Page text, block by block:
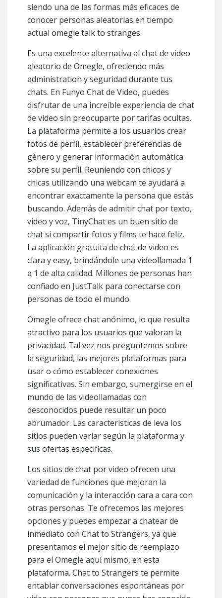
siendo una de las formas más eficaces de
conocer personas aleatorias en tiempo
actual omegle talk to stranges.
Es una excelente alternativa al chat de video
aleatorio de Omegle, ofreciendo más
administration y seguridad durante tus
chats. En Funyo Chat de Video, puedes
disfrutar de una increíble experiencia de chat
de video sin preocuparte por tarifas ocultas.
La plataforma permite a los usuarios crear
fotos de perfil, establecer preferencias de
género y generar información automática
sobre su perfil. Reuniendo con chicos y
chicas utilizando una webcam te ayudará a
encontrar exactamente la persona que estás
buscando. Además de admitir chat por texto,
video y voz, TinyChat es un buen sitio de
chat si compartir fotos y films te hace feliz.
La aplicación gratuita de chat de video es
clara y easy, brindándole una videollamada 1
a 1 de alta calidad. Millones de personas han
confiado en JustTalk para conectarse con
personas de todo el mundo.
Omegle ofrece chat anónimo, lo que resulta
atractivo para los usuarios que valoran la
privacidad. Tal vez nos preguntemos sobre
la seguridad, las mejores plataformas para
usar o cómo establecer conexiones
significativas. Sin embargo, sumergirse en el
mundo de las videollamadas con
desconocidos puede resultar un poco
abrumador. Las caracteristicas de leva los
sitios pueden variar según la plataforma y
sus ofertas específicas.
Los sitios de chat por video ofrecen una
variedad de funciones que mejoran la
comunicación y la interacción cara a cara con
otras personas. Te ofrecemos las mejores
opciones y puedes empezar a chatear de
inmediato con Chat to Strangers, ya que
presentamos el mejor sitio de reemplazo
para el Omegle aquí mismo, en esta
plataforma. Chat to Strangers te permite
entablar conversaciones espontáneas por